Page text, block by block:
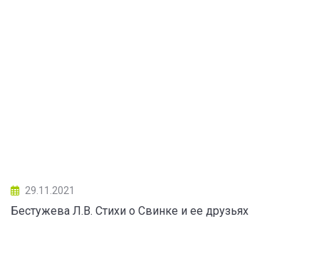
29.11.2021
Бестужева Л.В. Стихи о Свинке и ее друзьях